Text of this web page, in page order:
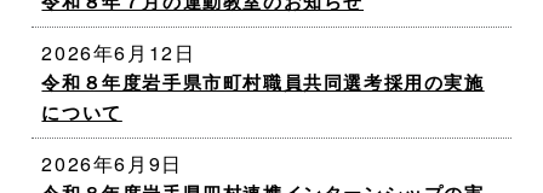
2026年6月12日
令和８年度岩手県市町村職員共同選考採用の実施
について
2026年6月9日